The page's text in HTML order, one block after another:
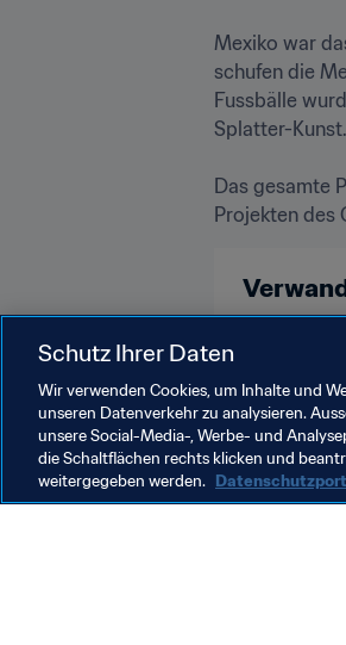
Mexiko war
schufen die
Fussbälle
Splatter-Kunst.
Das gesamte
Schutz Ihrer Daten
Wir verwenden Cookies, um Inhalte und
unseren Datenverkehr zu analysieren.
unsere Social-Media-, Werbe- und
die Schaltflächen rechts klicken und
weitergegeben werden.